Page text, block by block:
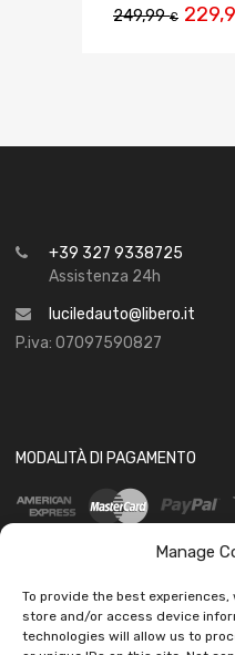
Manage
To provide the best
store and/or access device
technologies will allow us to
249,99€
+39 327 9338725
Assistenza 24h
luciledauto@libero.it
P.iva: 07097590827
MODALITÀ DI PAGAMENTO
SOCIAL